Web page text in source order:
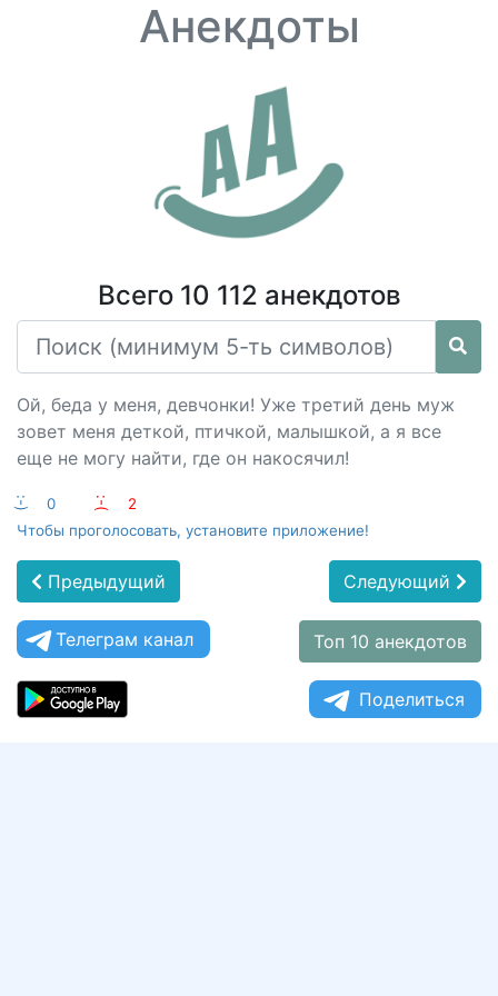
Анекдоты
Всего 10 112 анекдотов
Ой, беда у меня, девчонки! Уже третий день муж
зовет меня деткой, птичкой, малышкой, а я все
еще не могу найти, где он накосячил!
:-) 0 :-(
2
Чтобы проголосовать, установите приложение!
Предыдущий Следующий
Телеграм канал Топ 10 анекдотов
Поделиться